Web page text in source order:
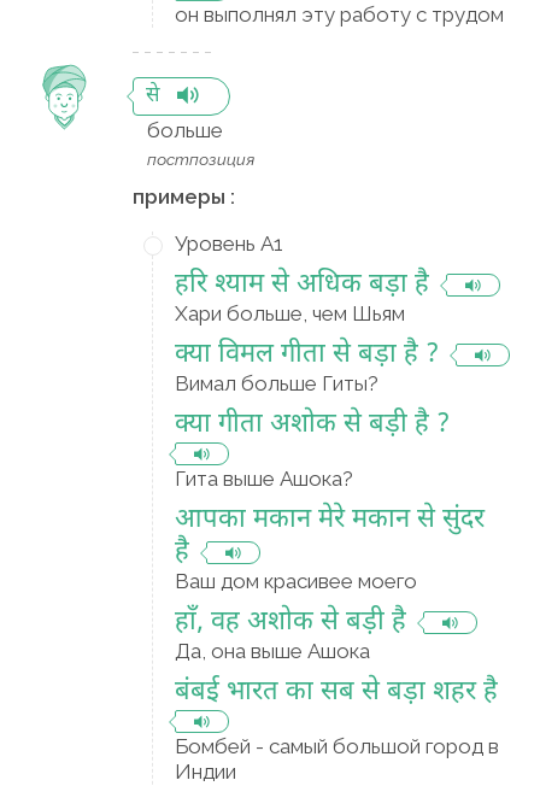
он выполнял эту работу с трудом
से
больше
постпозиция
примеры :
Уровень A1
हरि श्याम से अधिक बड़ा है
Хари больше, чем Шьям
क्या विमल गीता से बड़ा है ?
Вимал больше Гиты?
क्या गीता अशोक से बड़ी है ?
Гита выше Ашока?
आपका मकान मेरे मकान से सुंदर
है
Ваш дом красивее моего
हाँ, वह अशोक से बड़ी है
Да, она выше Ашока
बंबई भारत का सब से बड़ा शहर है
Бомбей - самый большой город в
Индии